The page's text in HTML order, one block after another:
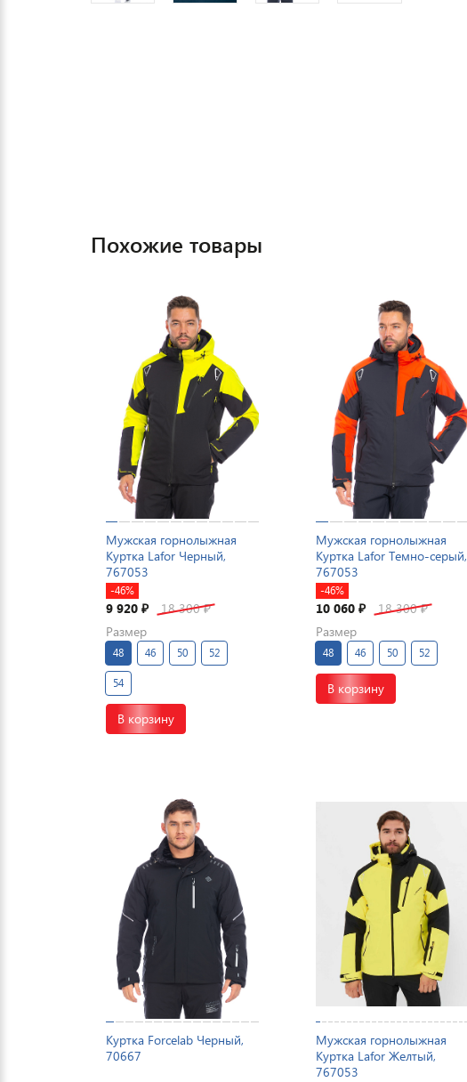
Похожие товары
Мужская горнолыжная
Куртка Lafor Черный,
767053
-46%
9 920 ₽ 18 300₽
Размер
48 46 50 52
54
В корзину
Мужская горнолыжная
Куртка Lafor Темно-серый,
767053
-46%
10 060₽ 18 300₽
Размер
48 46 50 52
В корзину
Куртка Forcelab Черный,
70667
Мужская горнолыжная
Куртка Lafor Желтый,
767053